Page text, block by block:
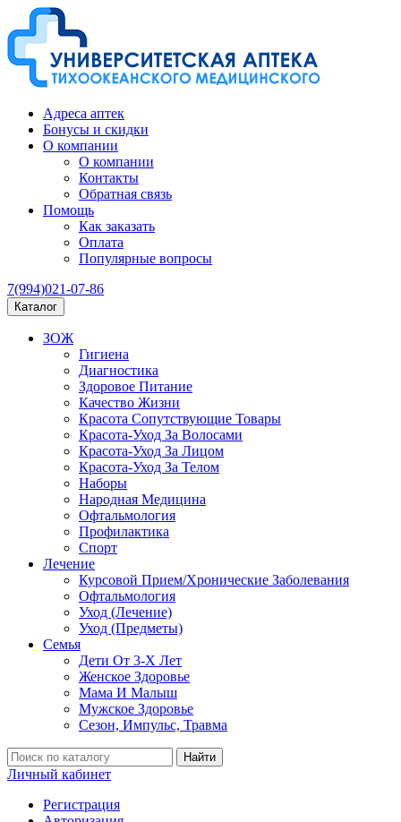
Адреса аптек
Бонусы и скидки
О компании
О компании
Контакты
Обратная связь
Помощь
Как заказать
Оплата
Популярные вопросы
7(994)021-07-86
Каталог
ЗОЖ
Гигиена
Диагностика
Здоровое Питание
Качество Жизни
Красота Сопутствующие Товары
Красота-Уход За Волосами
Красота-Уход За Лицом
Красота-Уход За Телом
Наборы
Народная Медицина
Офтальмология
Профилактика
Спорт
Лечение
Курсовой Прием/Хронические Заболевания
Офтальмология
Уход (Лечение)
Уход (Предметы)
Семья
Дети От 3-Х Лет
Женское Здоровье
Мама И Малыш
Мужское Здоровье
Сезон, Импульс, Травма
Найти
Личный кабинет
Регистрация